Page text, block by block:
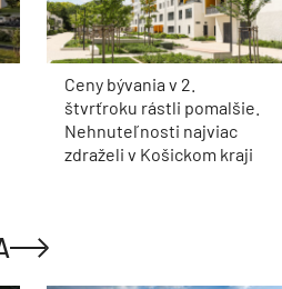
Ceny bývania v 2.
štvrťroku rástli pomalšie.
Nehnuteľnosti najviac
zdraželi v Košickom kraji